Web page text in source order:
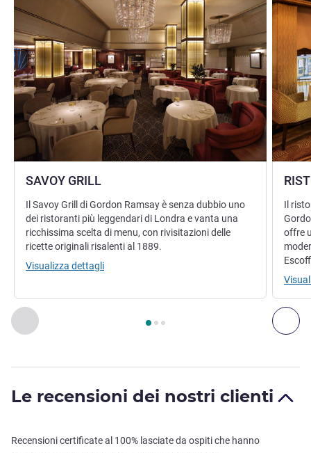
Precedente - Ristorante
Pagina , Ristorante 1 : SAVOY GRILL , Ristorante 2 :
SAVOY GRILL
Il Savoy Grill di Gordon Ramsay è senza dubbio uno
dei ristoranti più leggendari di Londra e vanta una
ricchissima scelta di menu, con rivisitazioni delle
ricette originali risalenti al 1889.
Visualizza dettagli
Il
offre
Le recensioni dei nostri clienti
Recensioni certificate al 100% lasciate da ospiti che hanno